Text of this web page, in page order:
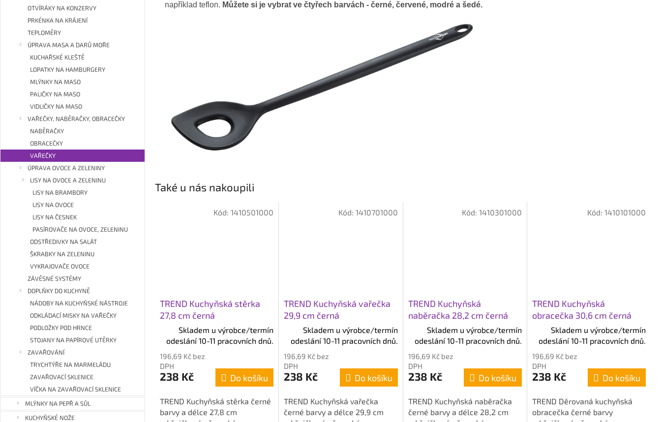
OTVÍRÁKY NA KONZERVY
PRKÉNKA NA KRÁJENÍ
TEPLOMĚRY
ÚPRAVA MASA A DARŮ MOŘE
KUCHAŘSKÉ KLEŠTĚ
LOPATKY NA HAMBURGERY
MLÝNKY NA MASO
PALIČKY NA MASO
VIDLIČKY NA MASO
VAŘEČKY, NABĚRAČKY, OBRACEČKY
NABĚRAČKY
OBRACEČKY
VAŘEČKY
ÚPRAVA OVOCE A ZELENINY
LISY NA OVOCE A ZELENINU
LISY NA BRAMBORY
LISY NA OVOCE
LISY NA ČESNEK
PASÍROVAČE NA OVOCE, ZELENINU
ODSTŘEDIVKY NA SALÁT
ŠKRABKY NA ZELENINU
VYKRAJOVAČE OVOCE
ZÁVĚSNÉ SYSTÉMY
DOPLŇKY DO KUCHYNĚ
NÁDOBY NA KUCHYŇSKÉ NÁSTROJE
ODKLÁDACÍ MISKY NA VAŘEČKY
PODLOŽKY POD HRNCE
STOJANY NA PAPÍROVÉ UTĚRKY
ZAVAŘOVÁNÍ
TRYCHTÝŘE NA MARMELÁDU
ZAVAŘOVACÍ SKLENICE
VÍČKA NA ZAVAŘOVACÍ SKLENICE
MLÝNKY NA PEPŘ A SŮL
KUCHYŇSKÉ NOŽE
například teflon. Můžete si je vybrat ve čtyřech barvách - černé, červené, modré a šedé.
Také u nás nakoupili
TREND Kuchyňská stěrka
27,8 cm černá
Skladem u výrobce/termín
odeslání 10-11 pracovních dnů.
196,69 Kč bez
DPH
238 Kč Do košíku
TREND Kuchyňská stěrka černé
barvy a délce 27,8 cm
Kód:1410501000
TREND Kuchyňská vařečka
29,9 cm černá
Skladem u výrobce/termín
odeslání 10-11 pracovních dnů.
196,69 Kč bez
DPH
238 Kč Do košíku
TREND Kuchyňská vařečka
černé barvy a délce 29,9 cm
Kód: 1410701000
TREND Kuchyňská
naběračka 28,2 cm černá
Skladem u výrobce/termín
odeslání 10-11 pracovních dnů.
196,69 Kč bez
DPH
238 Kč Do košíku
TREND Kuchyňská naběračka
černé barvy a délce 28,2 cm
Kód: 1410301000
TREND Kuchyňská
obracečka 30,6 cm černá
Skladem u výrobce/termín
odeslání 10-11 pracovních dnů.
196,69 Kč bez
DPH
238 Kč Do košíku
TREND Děrovaná kuchyňská
obracečka černé barvy
Kód: 1410101000